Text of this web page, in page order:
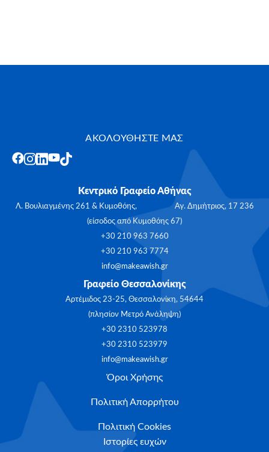
ΑΚΟΛΟΥΘΗΣΤΕ ΜΑΣ
Κεντρικό Γραφείο Αθήνας
Λ. Βουλιαγμένης 261 & Κυμοθόης, Αγ. Δημήτριος, 17 236
(είσοδος από Κυμοθόης 67)
+30 210 963 7660
+30 210 963 7774
info@makeawish.gr
Γραφείο Θεσσαλονίκης
Αρτέμιδος 23-25, Θεσσαλονίκη, 54644
(πλησίον Μετρό Ανάληψη)
+30 2310 523978
+30 2310 523979
info@makeawish.gr
Όροι Χρήσης
Πολιτική Απορρήτου
Πολιτική Cookies
Ιστορίες ευχών